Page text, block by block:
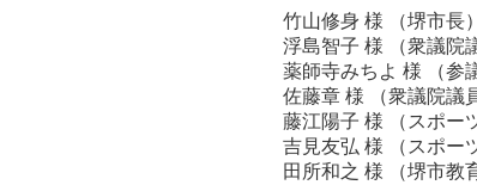
竹山修身 様 （堺市長）
浮島智子 様 （衆議院
薬師寺みちよ 様 （参
佐藤章 様 （衆議院
藤江陽子 様 （スポー
吉見友弘 様 （スポー
田所和之 様 （堺市教